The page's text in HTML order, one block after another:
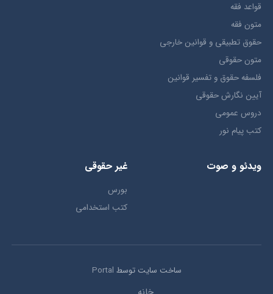
قواعد فقه
متون فقه
حقوق تطبيقي و قوانین خارجی
متون حقوقي
فلسفه حقوق و تفسیر قوانین
آیین نگارش حقوقی
دروس عمومی
کتب پیام نور
ویدئو و صوت غیر حقوقی
بورس
کتب استخدامی
ساخت سایت توسط Portal